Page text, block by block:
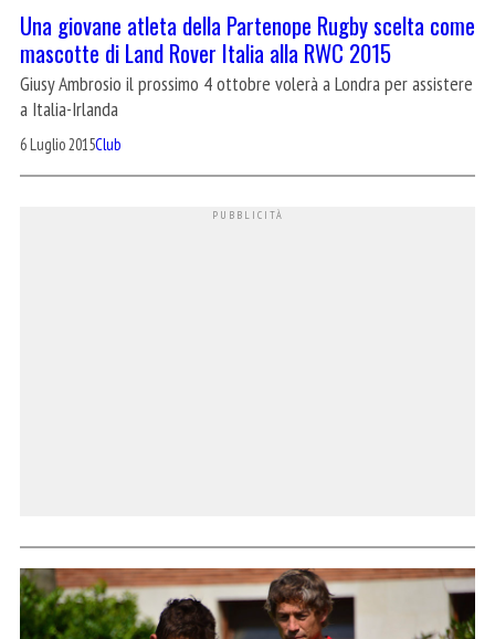
Una giovane atleta della Partenope Rugby scelta come
mascotte di Land Rover Italia alla RWC 2015
Giusy Ambrosio il prossimo 4 ottobre volerà a Londra per assistere
a Italia-Irlanda
6 Luglio 2015Club